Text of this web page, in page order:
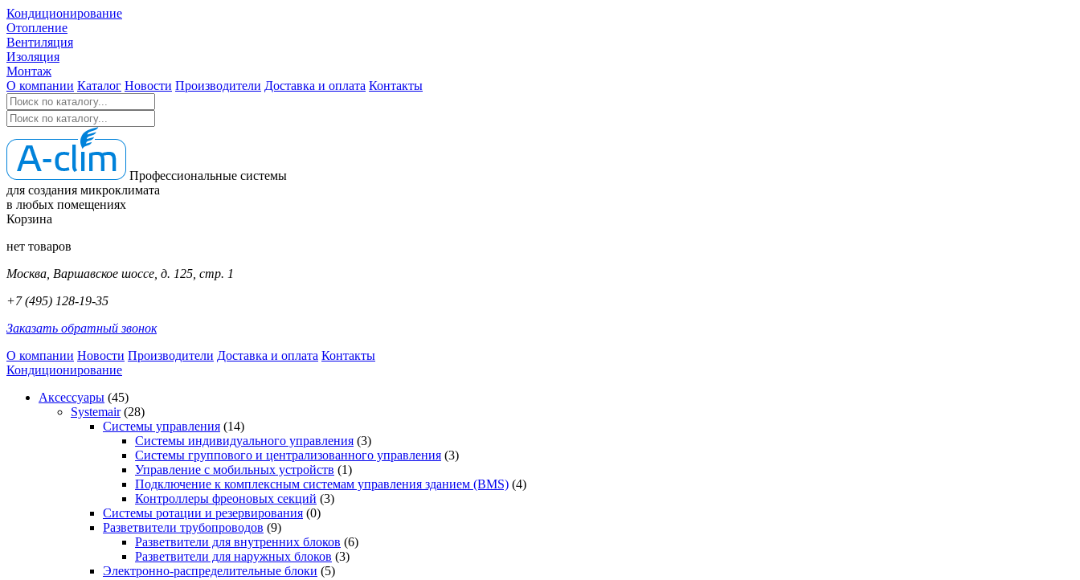
Кондиционирование
Отопление
Вентиляция
Изоляция
Монтаж
О компании Каталог Новости Производители Доставка и оплата Контакты
Профессиональные системы
для создания микроклимата
в любых помещениях
Корзина
нет товаров
Москва, Варшавское шоссе, д. 125, стр. 1
+7 (495) 128-19-35
Заказать обратный звонок
О компании Новости Производители Доставка и оплата Контакты
Кондиционирование
Аксессуары (45)
Systemair (28)
Системы управления (14)
Системы индивидуального управления (3)
Системы группового и централизованного управления (3)
Управление с мобильных устройств (1)
Подключение к комплексным системам управления зданием (BMS) (4)
Контроллеры фреоновых секций (3)
Системы ротации и резервирования (0)
Разветвители трубопроводов (9)
Разветвители для внутренних блоков (6)
Разветвители для наружных блоков (3)
Электронно-распределительные блоки (5)